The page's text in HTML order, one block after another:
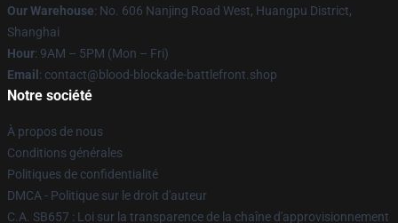
Our Warehouse: No. 606 Nanjing Road West, Huangpu District,
Shanghai
Hour: 9AM – 5PM (Mon – Fri)
Email : contact@blood-blockade-battlefront.shop
Notre société
À propos de nous
Conditions générales
Politiques de confidentialité
DMCA - Politique sur le droit d'auteur
C.A. SB657 : Loi sur la transparence de la chaîne d'approvisionnement